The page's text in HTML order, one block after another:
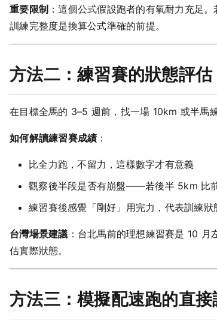
重要限制 ：這個公式假設跑者的有氧耐力充足
訓練完整度是換算公式準確的前提。
方法二：練習賽的狀態評估
在目標全馬的 3–5 週前，找一場 10km 或半馬
如何解讀練習賽成績 ：
比全力跑，不留力，這樣數字才有意義
觀察後半段是否有崩盤——若後半 5km 比
練習賽後感覺「剛好」用完力，代表訓練
台灣場景建議 ：台北馬前的理想練習賽是 10
估實際狀態。
方法三：模擬配速跑的直接